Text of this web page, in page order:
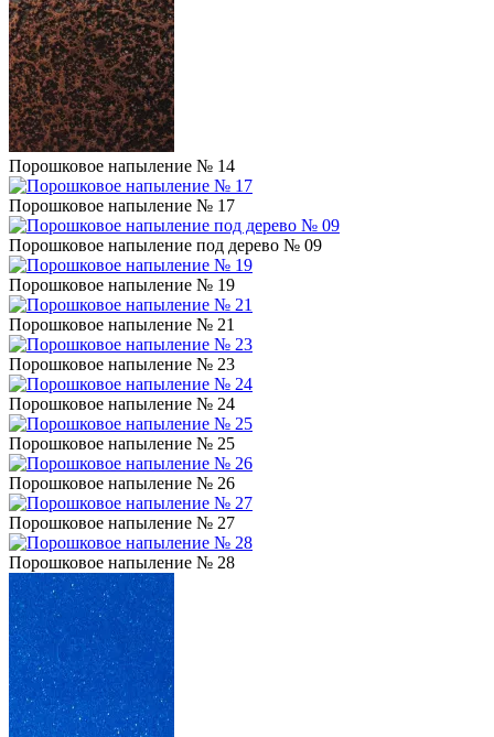
Порошковое напыление № 14
Порошковое напыление № 17
Порошковое напыление под дерево № 09
Порошковое напыление № 19
Порошковое напыление № 21
Порошковое напыление № 23
Порошковое напыление № 24
Порошковое напыление № 25
Порошковое напыление № 26
Порошковое напыление № 27
Порошковое напыление № 28